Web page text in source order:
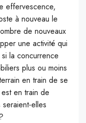
effervescence,
à nouveau le
de nouveaux
une activité qui
la concurrence
plus ou moins
en train de se
en train de
elles